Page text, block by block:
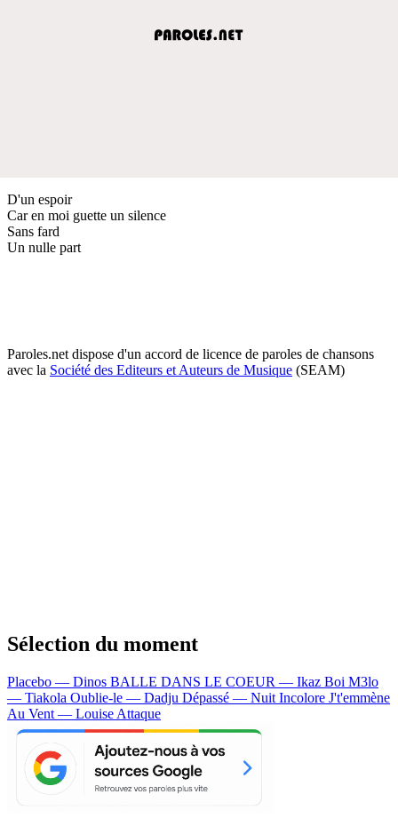
D'un espoir
Car en moi guette un silence
Sans fard
Un nulle part
Paroles.net dispose d'un accord de licence de paroles de chansons
avec la Société des Editeurs et Auteurs de Musique (SEAM)
Sélection du moment
Placebo — Dinos BALLE DANS LE COEUR — Ikaz Boi M3lo
— Tiakola Oublie-le — Dadju Dépassé — Nuit Incolore J't'emmène
Au Vent — Louise Attaque